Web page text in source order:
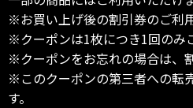
※お買い上げ後の割引券のご利
※クーポンは1枚につき1回のみ
※クーポンをお忘れの場合は、
※このクーポンの第三者への転
す。